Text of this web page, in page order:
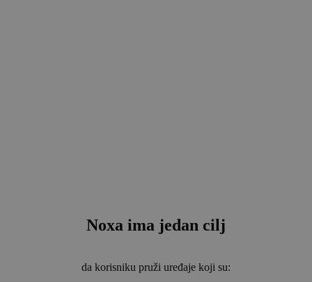
Noxa ima jedan cilj
da korisniku pruži uređaje koji su: